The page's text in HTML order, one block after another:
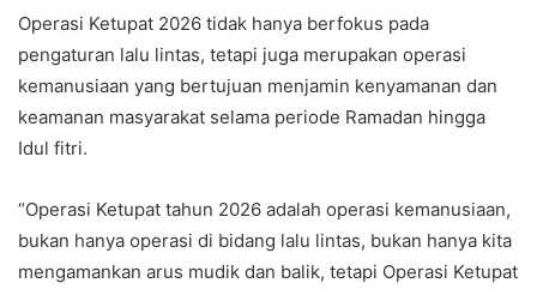
Operasi Ketupat 2026 tidak hanya berfokus pada
pengaturan lalu lintas, tetapi juga merupakan operasi
kemanusiaan yang bertujuan menjamin kenyamanan dan
keamanan masyarakat selama periode Ramadan hingga
Idul fitri.
“Operasi Ketupat tahun 2026 adalah operasi kemanusiaan,
bukan hanya operasi di bidang lalu lintas, bukan hanya kita
mengamankan arus mudik dan balik, tetapi Operasi Ketupat